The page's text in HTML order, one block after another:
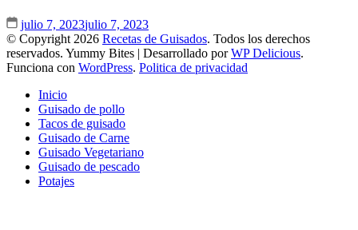
julio 7, 2023julio 7, 2023
© Copyright 2026 Recetas de Guisados. Todos los derechos
reservados. Yummy Bites | Desarrollado porWP Delicious.
Funciona con WordPress. Politica de privacidad
Inicio
Guisado de pollo
Tacos de guisado
Guisado de Carne
Guisado Vegetariano
Guisado de pescado
Potajes